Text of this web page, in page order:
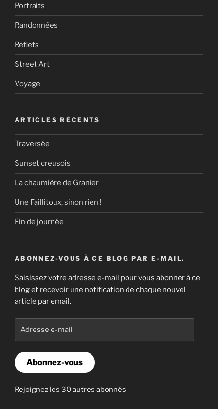
Portraits
Randonnées
Reflets
Street Art
Voyage
ARTICLES RÉCENTS
Traversée
Sunset creusois
La chaumière de Granier
Une Faillitoux, sinon rien !
Fin de journée
ABONNEZ-VOUS À CE BLOG PAR E-MAIL.
Saisissez votre adresse e-mail pour vous abonner à ce
blog et recevoir une notification de chaque nouvel
article par email.
Abonnez-vous
Rejoignez les 30 autres abonnés